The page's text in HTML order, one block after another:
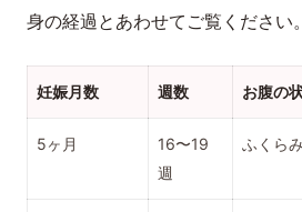
身の経過とあわせてご覧ください。
妊娠月数 週数 お腹の
5ヶ月
16〜19
週
ふくら